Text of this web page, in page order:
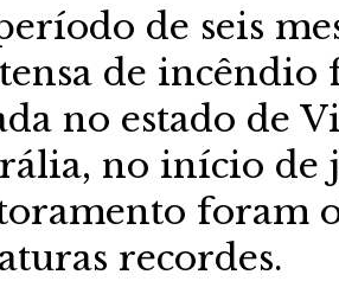
de seis
de incêndio
no estado de
no início de
foram
recordes.